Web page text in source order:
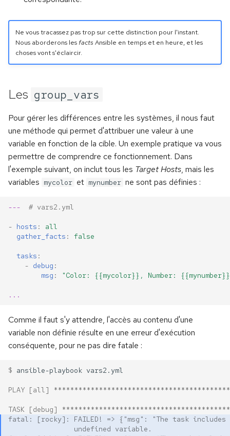
Ne vous tracassez pas trop sur cette distinction pour l'instant.
Nous aborderons les facts Ansible en temps et en heure, et les
choses vont s'éclaircir.
Les group_vars
Pour gérer les différences entre les systèmes, il nous faut
une méthode qui permet d'attribuer une valeur à une
variable en fonction de la cible. Un exemple pratique va vous
permettre de comprendre ce fonctionnement. Dans
l'exemple suivant, on inclut tous les Target Hosts, mais les
variables mycolor et mynumber ne sont pas définies :
--- # vars2.yml
- hosts :
all
gather_facts : false
tasks :
- debug :
msg : "Color: {{mycolor}}, Number:
...
Comme il faut s'y attendre, l'accès au contenu d'une
variable non définie résulte en une erreur d'exécution
conséquente, pour ne pas dire fatale :
$ ansible-playbook
PLAY [all]
TASK [debug]
fatal: [rocky]: FAILED! => {"msg": "The task includes
                undefined variable.